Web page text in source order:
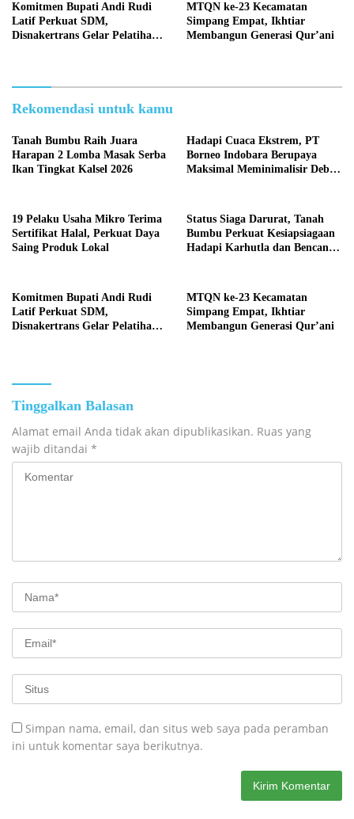
Komitmen Bupati Andi Rudi
Latif Perkuat SDM,
Disnakertrans Gelar Pelatihan
MTQN ke-23 Kecamatan
Simpang Empat, Ikhtiar
Membangun Generasi Qur’ani
Rekomendasi untuk kamu
Tanah Bumbu Raih Juara
Harapan 2 Lomba Masak Serba
Ikan Tingkat Kalsel 2026
Hadapi Cuaca Ekstrem, PT
Borneo Indobara Berupaya
Maksimal Meminimalisir Debu
19 Pelaku Usaha Mikro Terima
Sertifikat Halal, Perkuat Daya
Saing Produk Lokal
Status Siaga Darurat, Tanah
Bumbu Perkuat Kesiapsiagaan
Hadapi Karhutla dan Bencana
Komitmen Bupati Andi Rudi
Latif Perkuat SDM,
Disnakertrans Gelar Pelatihan
MTQN ke-23 Kecamatan
Simpang Empat, Ikhtiar
Membangun Generasi Qur’ani
Tinggalkan Balasan
Alamat email Anda tidak akan dipublikasikan. Ruas yang
wajib ditandai *
Simpan nama, email, dan situs web saya pada peramban
ini untuk komentar saya berikutnya.